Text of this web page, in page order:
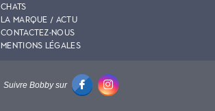
CHATS
LA MARQUE / ACTU
CONTACTEZ-NOUS
MENTIONS LÉGALES
Suivre Bobby sur